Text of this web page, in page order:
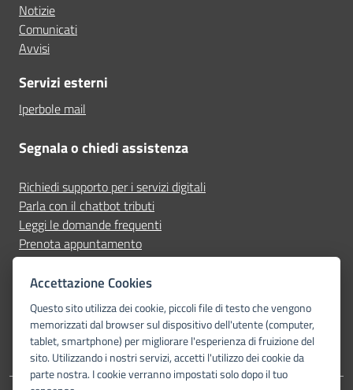
Notizie
Comunicati
Avvisi
Servizi esterni
Iperbole mail
Segnala o chiedi assistenza
Richiedi supporto per i servizi digitali
Parla con il chatbot tributi
Leggi le domande frequenti
Prenota appuntamento
Segnala disservizio
Seguici su
Accettazione Cookies
Questo sito utilizza dei cookie, piccoli file di testo che vengono
memorizzati dal browser sul dispositivo dell'utente (computer,
tablet, smartphone) per migliorare l'esperienza di fruizione del
sito. Utilizzando i nostri servizi, accetti l'utilizzo dei cookie da
parte nostra. I cookie verranno impostati solo dopo il tuo